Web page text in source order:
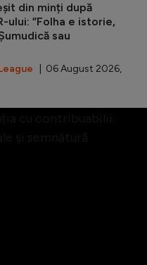
din minți după
ului: ”Folha e istorie,
sau
| 06 August 2026,